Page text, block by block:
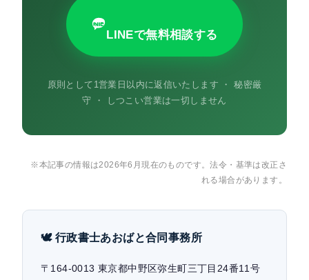
LINEで無料相談する
原則として1営業日以内に返信いたします ・ 秘密厳
守 ・ しつこい営業は一切しません
※本記事の情報は2026年6月現在のものです。法令・基準は改正さ
れる場合があります。
🕊 行政書士あおばと合同事務所
〒164-0013 東京都中野区弥生町三丁目24番11号